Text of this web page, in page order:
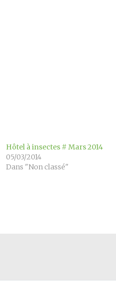
Hôtel à insectes # Mars 2014
05/03/2014
Dans "Non classé"